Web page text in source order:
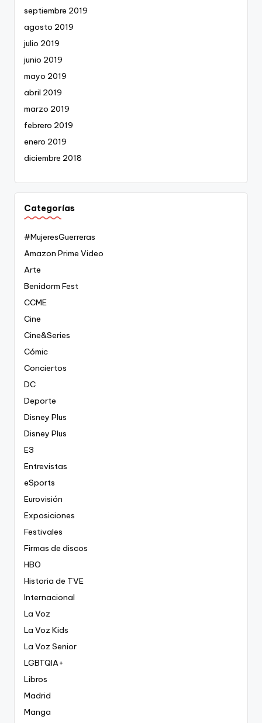
septiembre 2019
agosto 2019
julio 2019
junio 2019
mayo 2019
abril 2019
marzo 2019
febrero 2019
enero 2019
diciembre 2018
Categorías
#MujeresGuerreras
Amazon Prime Video
Arte
Benidorm Fest
CCME
Cine
Cine&Series
Cómic
Conciertos
DC
Deporte
Disney Plus
Disney Plus
E3
Entrevistas
eSports
Eurovisión
Exposiciones
Festivales
Firmas de discos
HBO
Historia de TVE
Internacional
La Voz
La Voz Kids
La Voz Senior
LGBTQIA+
Libros
Madrid
Manga